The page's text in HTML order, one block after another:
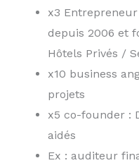
x3
depuis 2006 et
Hôtels Privés /
x10 business
projets
x5 co-founder :
aidés
Ex : auditeur